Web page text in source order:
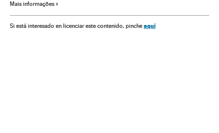
Mais informações
Si está interesado en licenciar este contenido, pinche aquí